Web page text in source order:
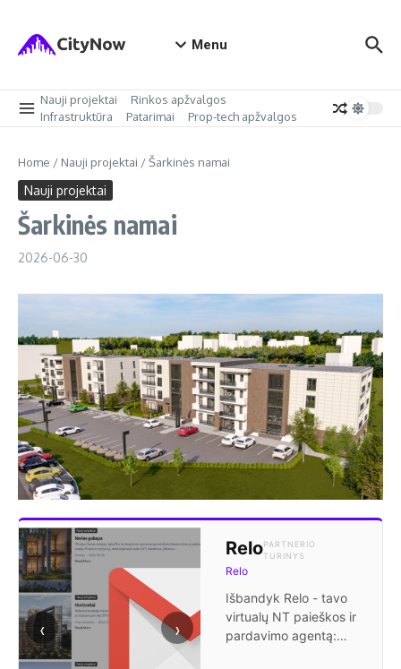
Menu
Nauji projektai
Rinkos apžvalgos
Infrastruktūra
Patarimai Prop-tech apžvalgos
Home / Nauji projektai /Šarkinės namai
Nauji projektai
Šarkinės namai
2026-06-30
‹ ›
Relo
Relo
PARTNERIO
TURINYS
Išbandyk Relo - tavo
virtualų NT paieškos ir
pardavimo agentą: